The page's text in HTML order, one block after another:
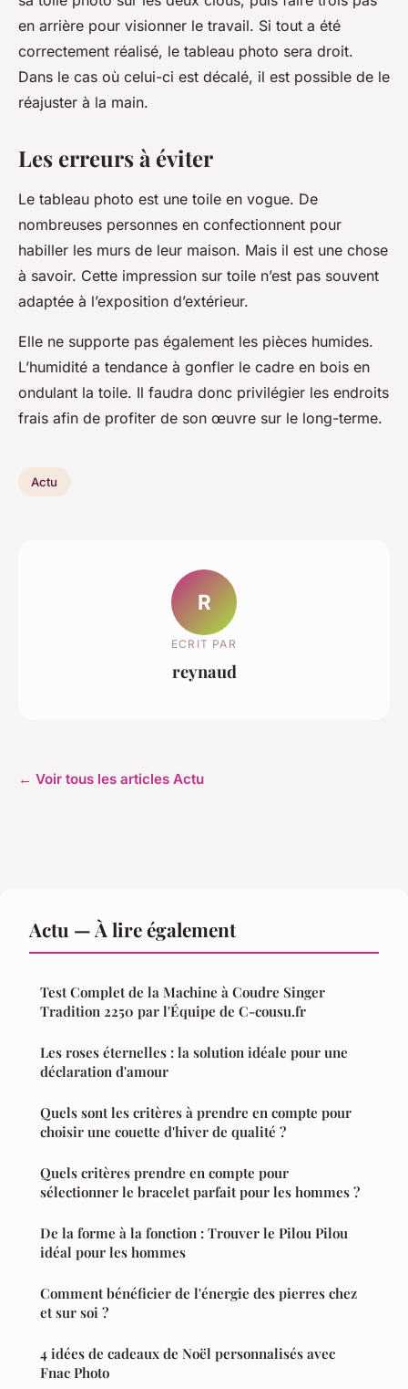
en arrière pour visionner le travail. Si tout a été
correctement réalisé, le tableau photo sera droit.
Dans le cas où celui-ci est décalé, il est possible de le
réajuster à la main.
Les erreurs à éviter
Le tableau photo est une toile en vogue. De
nombreuses personnes en confectionnent pour
habiller les murs de leur maison. Mais il est une chose
à savoir. Cette impression sur toile n’est pas souvent
adaptée à l’exposition d’extérieur.
Elle ne supporte pas également les pièces humides.
L’humidité a tendance à gonfler le cadre en bois en
ondulant la toile. Il faudra donc privilégier les endroits
frais afin de profiter de son œuvre sur le long-terme.
Actu
R
ECRIT PAR
reynaud
← Voir tous les articles Actu
Actu — À lire également
Test Complet de la Machine à Coudre Singer
Tradition 2250 par l'Équipe de C-cousu.fr
Les roses éternelles : la solution idéale pour une
déclaration d'amour
Quels sont les critères à prendre en compte pour
choisir une couette d'hiver de qualité ?
Quels critères prendre en compte pour
sélectionner le bracelet parfait pour les hommes ?
De la forme à la fonction : Trouver le Pilou Pilou
idéal pour les hommes
Comment bénéficier de l'énergie des pierres chez
et sur soi ?
4 idées de cadeaux de Noël personnalisés avec
Fnac Photo